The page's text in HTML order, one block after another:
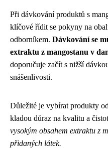
Při dávkování produktů s
klíčové řídit se pokyny na
odborníkem. Dávkování se
extraktu z mangostanu v
doporučuje začít s nižší
snášenlivosti.
Důležité je vybírat produkty
kladou důraz na kvalitu a
vysokým obsahem extraktu z
přidaných látek.